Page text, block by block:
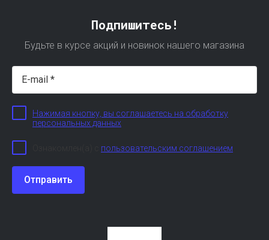
Подпишитесь!
Будьте в курсе акций и новинок нашего магазина
Нажимая кнопку, вы соглашаетесь на обработку
персональных данных
пользовательским соглашением
Отправить